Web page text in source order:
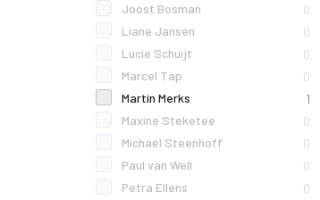
Joost Bosman 0
Liane Jansen 0
Lucie Schuijt 0
Marcel Tap 0
Martin Merks 1
Maxine Steketee 0
Michaël Steenhoff 0
Paul van Well 0
Petra Ellens 0